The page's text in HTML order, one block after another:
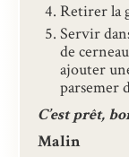
Retirer la
Servir
de
ajouter
parsemer
C’est prêt,
Malin